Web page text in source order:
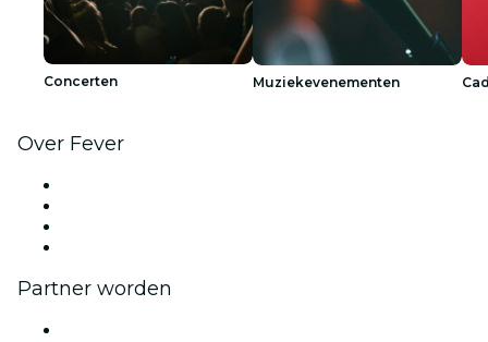
Concerten Muziekevenementen
Over Fever
Partner worden